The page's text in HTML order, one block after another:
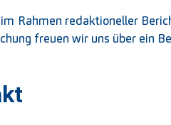
Rahmen redaktioneller
freuen wir uns über ein